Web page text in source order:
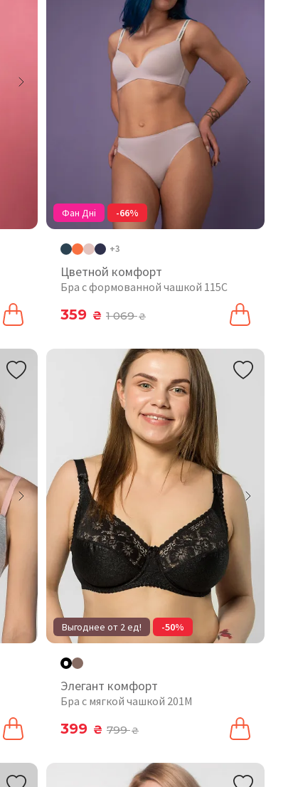
Фан Дні -66%
+3
Цветной комфорт
Бра с формованной чашкой 115C
359 ₴ 1 069₴
Выгоднее от 2 ед! -50%
Элегант комфорт
Бра с мягкой чашкой 201М
399 ₴ 799₴